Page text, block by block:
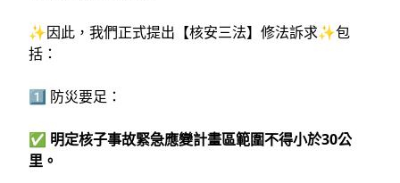
✨因此，我們正式提出【核安三法】修法訴求✨包
括：
1️⃣ 防災要足：
✅ 明定核子事故緊急應變計畫區範圍不得小於30公
里。